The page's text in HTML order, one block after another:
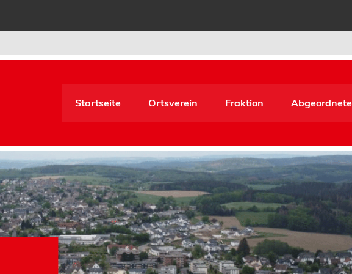
Startseite
Ortsverein Fraktion Abgeordnete